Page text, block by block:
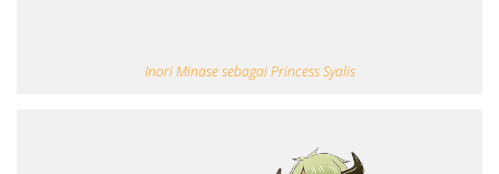
Inori Minase sebagai Princess Syalis